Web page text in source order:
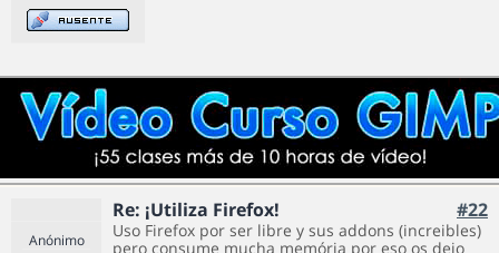
Re: ¡Utiliza Firefox! #22
Anónimo
Uso Firefox por ser libre y sus addons (increibles)
pero consume mucha memória por eso os dejo